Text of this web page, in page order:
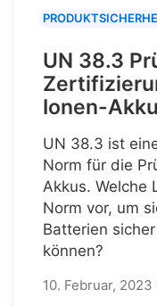
UN 38.3
Ionen-
UN 38.3 ist
Norm für die
Akkus. Welche
Norm vor, um
Batterien
können?
10. Februar, 2023